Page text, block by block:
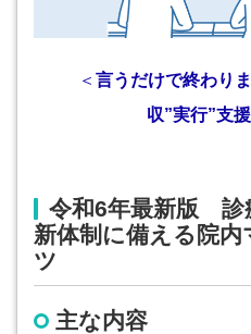
＜ 言うだけで終わり
収”実行”支
令和6年最新版 診
新体制に備える院
ツ
主な内容